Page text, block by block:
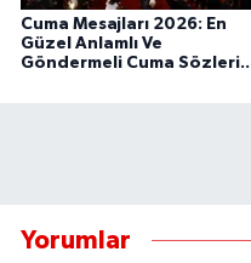
Cuma Mesajları 2026: En
Güzel Anlamlı Ve
Göndermeli Cuma Sözleri..
Yorumlar